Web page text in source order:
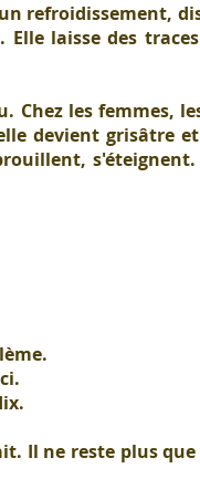
refroidissement,
laisse des
Chez les femmes,
devient grisâtre
s'éteignent.
Il ne reste plus